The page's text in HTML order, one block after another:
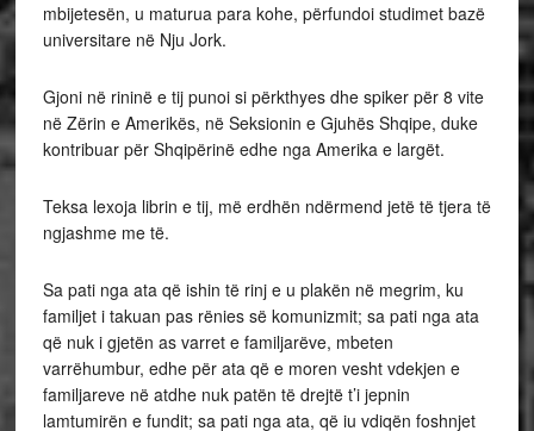
mbijetesën, u maturua para kohe, përfundoi studimet bazë
universitare në Nju Jork.
Gjoni në rininë e tij punoi si përkthyes dhe spiker për 8 vite
në Zërin e Amerikës, në Seksionin e Gjuhës Shqipe, duke
kontribuar për Shqipërinë edhe nga Amerika e largët.
Teksa lexoja librin e tij, më erdhën ndërmend jetë të tjera të
ngjashme me të.
Sa pati nga ata që ishin të rinj e u plakën në megrim, ku
familjet i takuan pas rënies së komunizmit; sa pati nga ata
që nuk i gjetën as varret e familjarëve, mbeten
varrëhumbur, edhe për ata që e moren vesht vdekjen e
familjareve në atdhe nuk patën të drejtë t’i jepnin
lamtumirën e fundit; sa pati nga ata, që iu vdiqën foshnjet